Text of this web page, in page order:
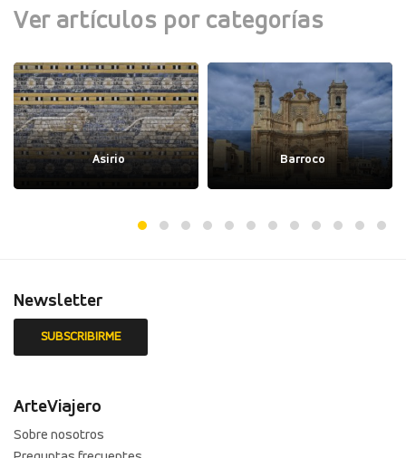
Ver artículos por categorías
Asirio Barroco
Newsletter
ArteViajero
Sobre nosotros